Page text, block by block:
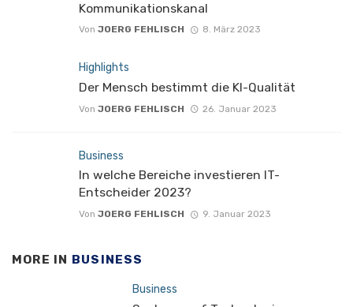
Kommunikationskanal
Von JOERG FEHLISCH 8. März 2023
Highlights
Der Mensch bestimmt die KI-Qualität
Von JOERG FEHLISCH 26. Januar 2023
Business
In welche Bereiche investieren IT-
Entscheider 2023?
Von JOERG FEHLISCH 9. Januar 2023
MORE IN BUSINESS
Business